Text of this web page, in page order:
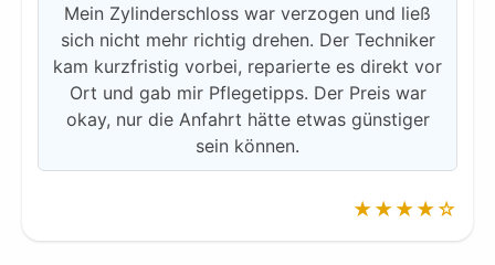
Mein Zylinderschloss war verzogen und ließ
sich nicht mehr richtig drehen. Der Techniker
kam kurzfristig vorbei, reparierte es direkt vor
Ort und gab mir Pflegetipps. Der Preis war
okay, nur die Anfahrt hätte etwas günstiger
sein können.
★★★★☆